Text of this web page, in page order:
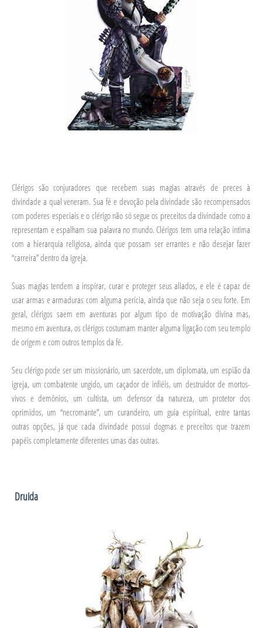
Clérigos são conjuradores que recebem suas magias através de preces à
divindade a qual veneram. Sua fé e devoção pela divindade são recompensados
com poderes especiais e o clérigo não só segue os preceitos da divindade como a
representam e espalham sua palavra no mundo. Clérigos tem uma relação íntima
com a hierarquia religiosa, ainda que possam ser errantes e não desejar fazer
“carreira” dentro da igreja.
Suas magias tendem a inspirar, curar e proteger seus aliados, e ele é capaz de
usar armas e armaduras com alguma perícia, ainda que não seja o seu forte. Em
geral, clérigos saem em aventuras por algum tipo de motivação divina mas,
mesmo em aventura, os clérigos costumam manter alguma ligação com seu templo
de origem e com outros templos da fé.
Seu clérigo pode ser um missionário, um sacerdote, um diplomata, um espião da
igreja, um combatente ungido, um caçador de infiéis, um destruidor de mortos-
vivos e demônios, um cultista, um defensor da natureza, um protetor dos
oprimidos, um “necromante”, um curandeiro, um guia espiritual, entre tantas
outras opções, já que cada divindade possui dogmas e preceitos que trazem
papéis completamente diferentes umas das outras.
Druida